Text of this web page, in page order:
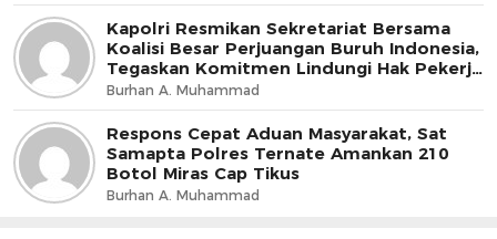
Kapolri Resmikan Sekretariat Bersama
Koalisi Besar Perjuangan Buruh Indonesia,
Tegaskan Komitmen Lindungi Hak Pekerja
dan Jaga Iklim Investasi
Burhan A. Muhammad
Respons Cepat Aduan Masyarakat, Sat
Samapta Polres Ternate Amankan 210
Botol Miras Cap Tikus
Burhan A. Muhammad